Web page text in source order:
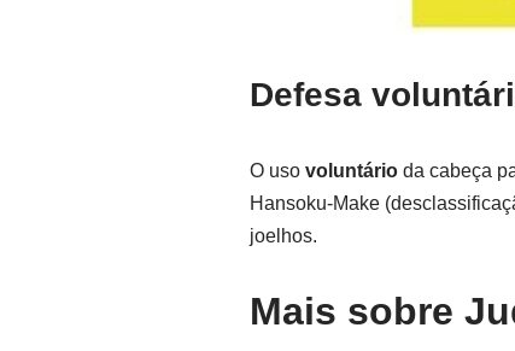
Defesa
O uso voluntário da cabeça
Hansoku-Make
joelhos.
Mais sobre